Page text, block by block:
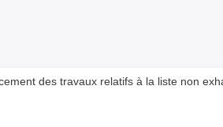
des travaux relatifs à la liste non